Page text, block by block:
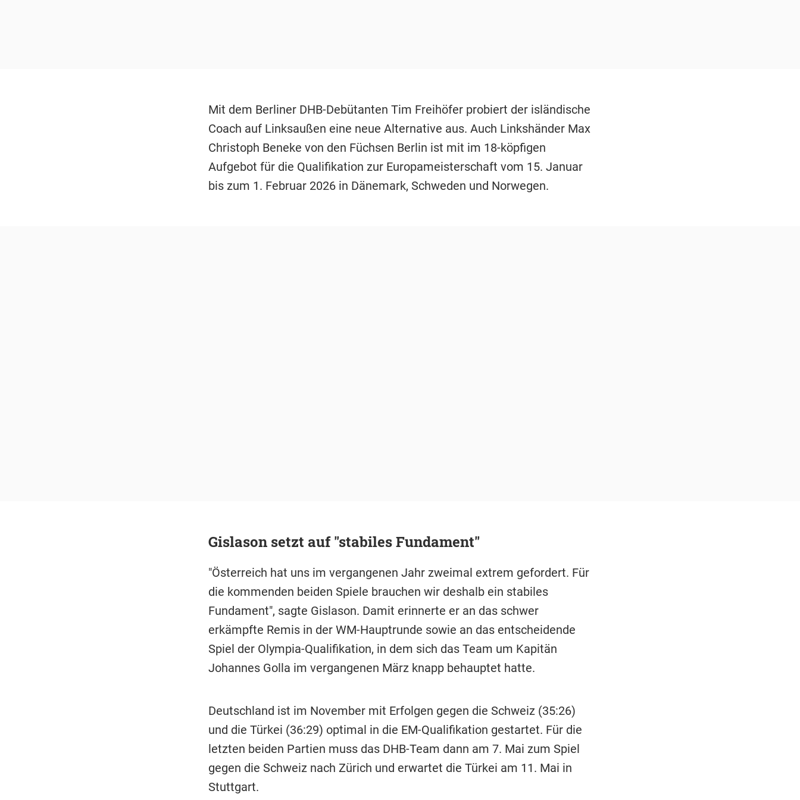
Mit dem Berliner DHB-Debütanten Tim Freihöfer probiert der isländische
Coach auf Linksaußen eine neue Alternative aus. Auch Linkshänder Max
Christoph Beneke von den Füchsen Berlin ist mit im 18-köpfigen
Aufgebot für die Qualifikation zur Europameisterschaft vom 15. Januar
bis zum 1. Februar 2026 in Dänemark, Schweden und Norwegen.
Gislason setzt auf "stabiles Fundament"
"Österreich hat uns im vergangenen Jahr zweimal extrem gefordert. Für
die kommenden beiden Spiele brauchen wir deshalb ein stabiles
Fundament", sagte Gislason. Damit erinnerte er an das schwer
erkämpfte Remis in der WM-Hauptrunde sowie an das entscheidende
Spiel der Olympia-Qualifikation, in dem sich das Team um Kapitän
Johannes Golla im vergangenen März knapp behauptet hatte.
Deutschland ist im November mit Erfolgen gegen die Schweiz (35:26)
und die Türkei (36:29) optimal in die EM-Qualifikation gestartet. Für die
letzten beiden Partien muss das DHB-Team dann am 7. Mai zum Spiel
gegen die Schweiz nach Zürich und erwartet die Türkei am 11. Mai in
Stuttgart.